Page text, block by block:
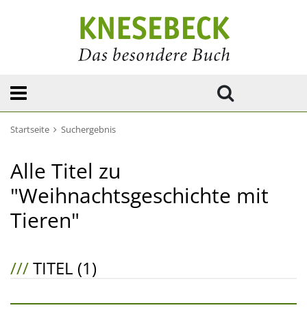
Startseite Suchergebnis
Alle Titel zu
"Weihnachtsgeschichte mit
Tieren"
///TITEL (1)